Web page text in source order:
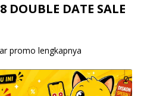
DOUBLE DATE SALE
promo lengkapnya